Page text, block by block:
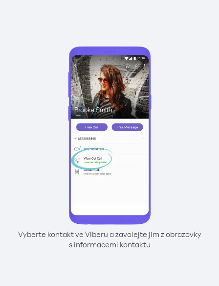
Vyberte kontakt ve Viberu a zavolejte jim z obrazovky
s informacemi kontaktu